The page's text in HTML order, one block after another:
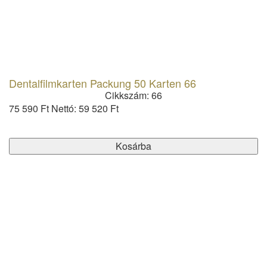
Dentalfilmkarten Packung 50 Karten 66
Cikkszám: 66
75 590 Ft Nettó: 59 520 Ft
Kosárba